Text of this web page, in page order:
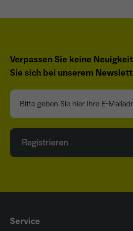
Verpassen Sie keine
Sie sich bei unserem
Bitte geben Sie hier Ihre E-
Registrieren
Service